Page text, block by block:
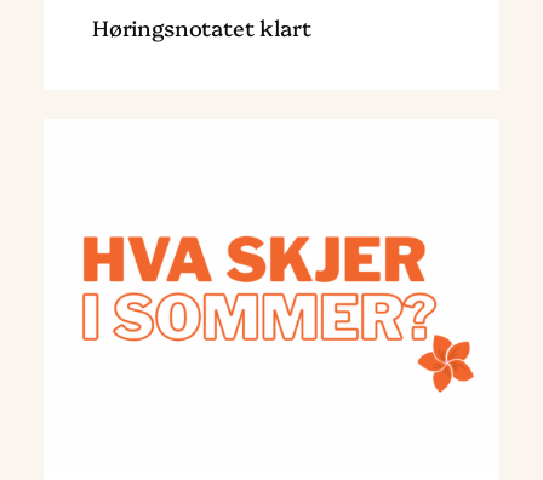
Høringsnotatet klart
sommer?"